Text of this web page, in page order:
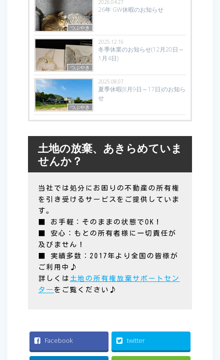
つぶやき
2026.04.27
26年 GW休暇のお知らせ
つぶやき
2025.12.16
冬季休業のお知らせ(12月20日～
1月4日)
つぶやき
2025.08.07
夏季休暇(8月9日～17日)のお知ら
せ
土地の放棄、あきらめていま
せんか？
当社では処分にお困りの不動産の所有権
を引き受けるサービスをご提供していま
す。
■ お手軽：そのままの状態でOK！
■ 安心：もとの所有者様に一切責任が
及びません！
■ 実績多数：2017年より全国の皆様が
ご利用中♪
詳しくは 土地の所有権放棄サポートセン
タ― をご覧ください♪
Facebook twitter